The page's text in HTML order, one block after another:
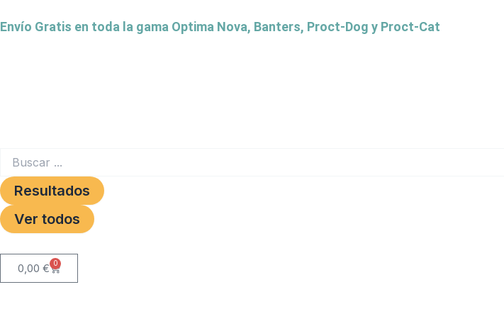
al
Envío Gratis en toda la gama Optima Nova, Banters, Proct-Dog y Proct-Cat
Resultados
Ver todos
0,00 € 0
Carrito